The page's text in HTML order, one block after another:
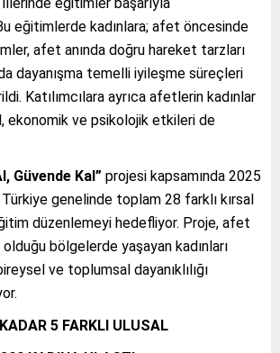
eğitimlerde kadınlara; afet öncesinde
afet anında doğru hareket tarzları
dayanışma temelli iyileşme süreçleri
Katılımcılara ayrıca afetlerin kadınlar
ekonomik ve psikolojik etkileri de
Güvende Kal” projesi kapsamında 2025
Türkiye genelinde toplam 28 farklı kırsal
düzenlemeyi hedefliyor. Proje, afet
bölgelerde yaşayan kadınları
ve toplumsal dayanıklılığı
5 FARKLI ULUSAL